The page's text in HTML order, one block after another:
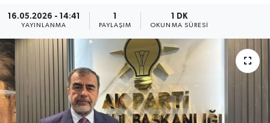
16.05.2026 - 14:41
YAYINLANMA PAYLAŞIM
1 DK
OKUNMA SÜRESI
Spor
Haber Arşivi